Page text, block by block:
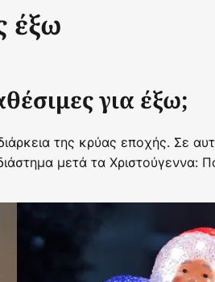
έξω
για έξω;
της κρύας εποχής. Σε
μετά τα Χριστούγεννα: